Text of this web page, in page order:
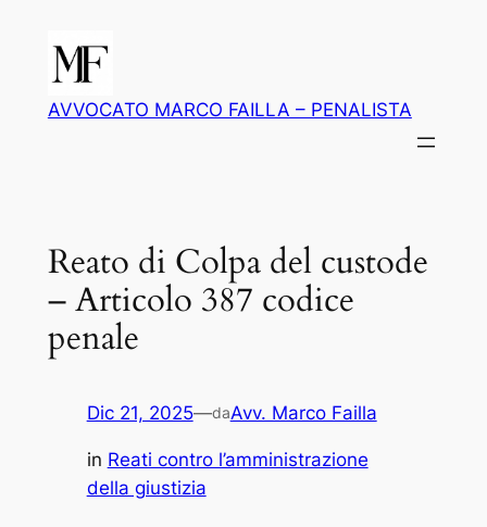
contenuto
AVVOCATO MARCO FAILLA – PENALISTA
Reato di Colpa del custode
– Articolo 387 codice
penale
Dic 21, 2025—daAvv. Marco Failla
in Reati contro l’amministrazione
della giustizia